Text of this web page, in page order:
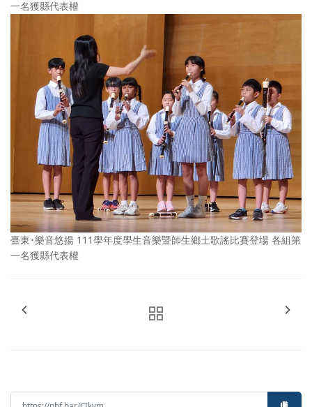
一名獲縣代表權
臺東･樂音悠揚 111學年度學生音樂暨師生鄉土歌謠比賽登場 各組第
一名獲縣代表權